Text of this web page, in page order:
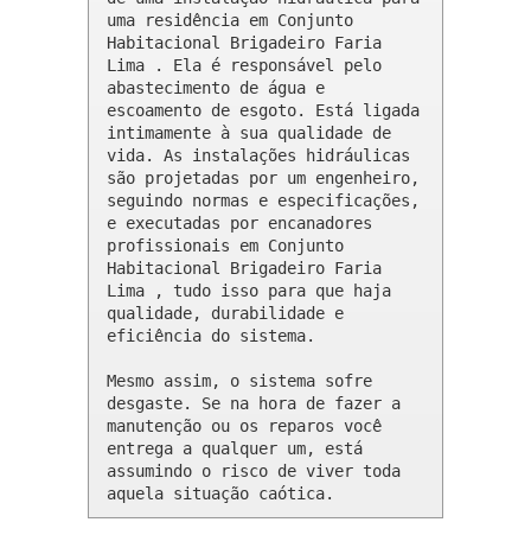
uma residência em Conjunto
Habitacional Brigadeiro Faria
Lima . Ela é responsável pelo
abastecimento de água e
escoamento de esgoto. Está ligada
intimamente à sua qualidade de
vida. As instalações hidráulicas
são projetadas por um engenheiro,
seguindo normas e especificações,
e executadas por encanadores
profissionais em Conjunto
Habitacional Brigadeiro Faria
Lima , tudo isso para que haja
qualidade, durabilidade e
eficiência do sistema.
Mesmo assim, o sistema sofre
desgaste. Se na hora de fazer a
manutenção ou os reparos você
entrega a qualquer um, está
assumindo o risco de viver toda
aquela situação caótica.